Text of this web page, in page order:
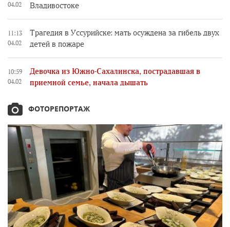
04.02
Владивостоке
11:13
04.02
Трагедия в Уссурийске: мать осуждена за гибель двух
детей в пожаре
10:59
04.02
Девочка из Южно-Сахалинска, пострадавшая в
приемной семье, начала дышать
ФОТОРЕПОРТАЖ